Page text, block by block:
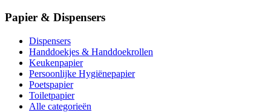
Papier & Dispensers
Dispensers
Handdoekjes & Handdoekrollen
Keukenpapier
Persoonlijke Hygiënepapier
Poetspapier
Toiletpapier
Alle categorieën